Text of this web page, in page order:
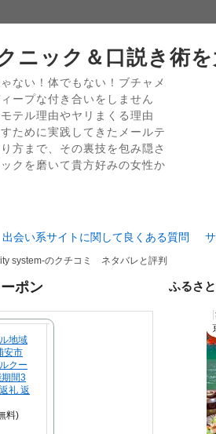
ニック＆口説き術
ない！体でもない！ブチャメ
ープな付き合いをしません
テル理由やヤリまくる理由
ために実践してきたメールテ
方まで、その裏技を包み隠さ
クを磨いて貴方好みの女性か
出会い系サイトに関して良くある質問
system-のクチコミ ネタバレと評判
ポン
地域
安市
クー
間3
礼 返
料)
ふるさ